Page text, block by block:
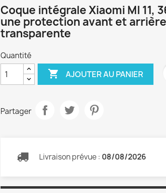
Coque intégrale Xiaomi MI 11,
une protection avant et
transparente
Quantité
 AJOUTER AU PANIER
Partager
Livraison prévue : 08/08/2026